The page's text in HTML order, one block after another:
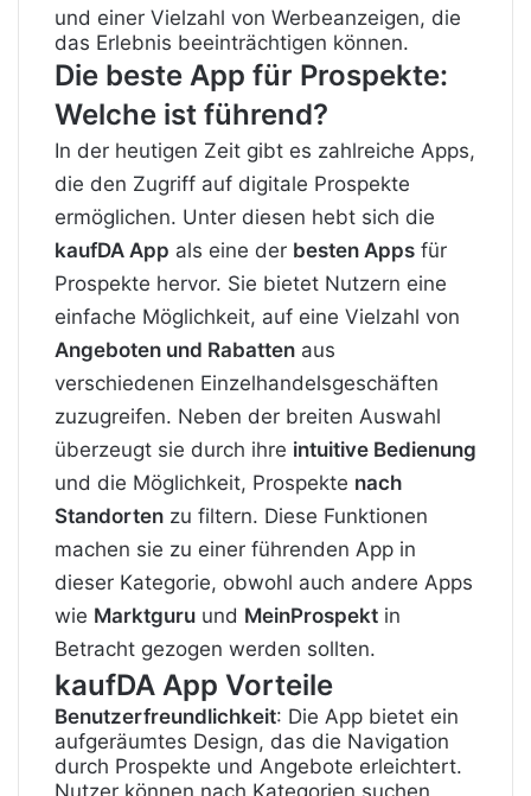
und einer Vielzahl von Werbeanzeigen, die
das Erlebnis beeinträchtigen können.
Die beste App für Prospekte:
Welche ist führend?
In der heutigen Zeit gibt es zahlreiche Apps,
die den Zugriff auf digitale Prospekte
ermöglichen. Unter diesen hebt sich die
kaufDA App als eine der besten Apps für
Prospekte hervor. Sie bietet Nutzern eine
einfache Möglichkeit, auf eine Vielzahl von
Angeboten und Rabatten aus
verschiedenen Einzelhandelsgeschäften
zuzugreifen. Neben der breiten Auswahl
überzeugt sie durch ihre intuitive Bedienung
und die Möglichkeit, Prospekte nach
Standorten zu filtern. Diese Funktionen
machen sie zu einer führenden App in
dieser Kategorie, obwohl auch andere Apps
wie Marktguru und MeinProspekt in
Betracht gezogen werden sollten.
kaufDA App Vorteile
Benutzerfreundlichkeit: Die App bietet ein
aufgeräumtes Design, das die Navigation
durch Prospekte und Angebote erleichtert.
Nutzer können nach Kategorien suchen